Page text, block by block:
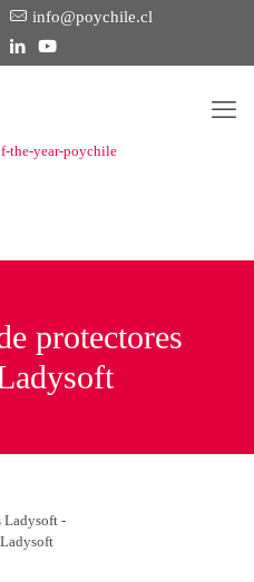
info@poychile.cl
protectores